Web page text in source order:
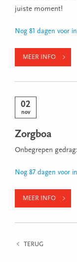
juiste moment!
Nog 81 dagen voor
MEER INFO
02
nov
Zorgboa
Onbegrepen
Nog 87 dagen voor
MEER INFO
TERUG